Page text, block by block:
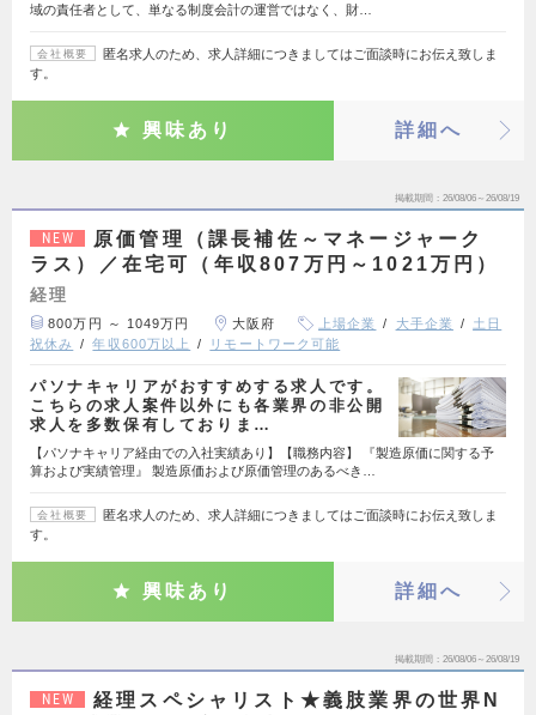
域の責任者として、単なる制度会計の運営ではなく、財…
会社概要
匿名求人のため、求人詳細につきましてはご面談時にお伝え致しま
す。
興味あり 詳細へ
掲載期間 26/08/06～26/08/19
NEW
原価管理（課長補佐～マネージャーク
ラス）／在宅可（年収807万円～1021万円）
経理
800万円 ～ 1049万円 大阪府 上場企業 大手企業
土日
祝休み
年収600万以上 リモートワーク可能
パソナキャリアがおすすめする求人です。
こちらの求人案件以外にも各業界の非公開
求人を多数保有しておりま…
【パソナキャリア経由での入社実績あり】【職務内容】 『製造原価に関する予
算および実績管理』 製造原価および原価管理のあるべき…
会社概要
匿名求人のため、求人詳細につきましてはご面談時にお伝え致しま
す。
興味あり 詳細へ
掲載期間 26/08/06～26/08/19
NEW
経理スペシャリスト★義肢業界の世界N